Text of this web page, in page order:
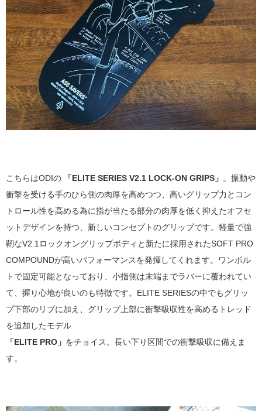
こちらはODIの 「ELITE SERIES V2.1 LOCK-ON GRIPS」 。振動や
衝撃を受ける手のひら側の肉厚を高めつつ、高いグリップ力とコン
トロール性を高める為に指が当たる部分の肉厚を低く抑えたオフセ
ットデザインを持つ、新しいコンセプトのグリップです。軽量で強
靭なV2.1ロックオングリップボディと新たに採用されたSOFT PRO
COMPOUNDが高いパフォーマンスを発揮してくれます。ワンボル
トで固定可能となっており、小指側は末端までラバーに覆われてい
て、握り心地が良いのも特徴です。ELITE SERIESの中でもグリッ
プ下部のリブに加え、グリップ上部に衝撃吸収性を高めるトレッド
を追加したモデル
「ELITE PRO」 をチョイス。長い下り区間での衝撃吸収に備えま
す。